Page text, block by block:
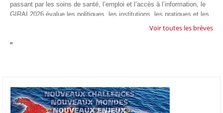
passant par les soins de santé, l’emploi et l’accès à l’information, le
GIRAI 2026 évalue les politiques, les institutions, les pratiques et les
conditions générales de gouvernance qui favorisent un déploiement
technologie.
appliquée d'Afrique à À Accra, au Ghana. L'annonce a été faite
mercredi 1er juillet lors du premier Google Cloud Summit du groupe
américain, qui a également indiqué avoir dépassé son objectif
Voir toutes les brèves
"